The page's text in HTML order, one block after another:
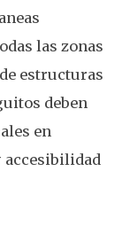
las zonas
estructuras
deben
en
accesibilidad